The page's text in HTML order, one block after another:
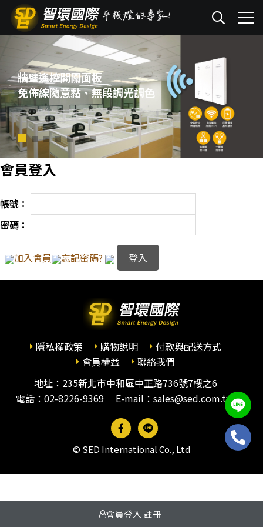
會員登入 註冊
牆壁遙控開關面板
免佈線隨意黏、無段調光調色
會員登入
帳號：
密碼：
加入會員 忘記密碼?
隱私權政策 購物說明
付款與配送方式
會員權益
聯絡我們
地址：235新北市中和區中正路736號7樓之6
電話： 02-8226-9369 E-mail：sales@sed.com.tw
© SED International Co., Ltd